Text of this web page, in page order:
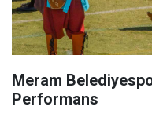
Meram
Performans